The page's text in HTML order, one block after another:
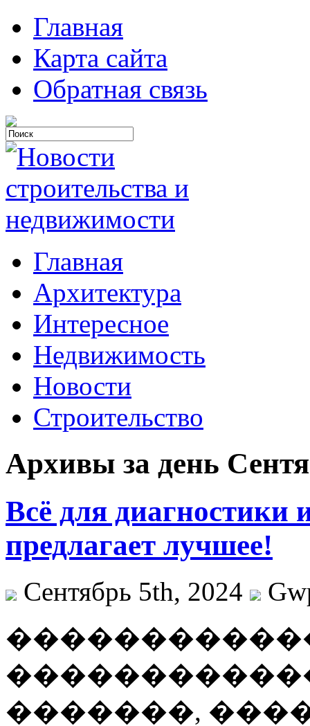
Главная
Карта сайта
Обратная связь
Главная
Архитектура
Интересное
Недвижимость
Новости
Строительство
Архивы за день
Всё для диагностики
предлагает лучшее!
Сентябрь 5th, 2024
�������,